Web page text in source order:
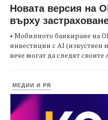
Новата версия на
върху
• Мобилното банкиране на
инвестиции с AI (изкуствен
вече могат да следят
МЕДИИ И PR